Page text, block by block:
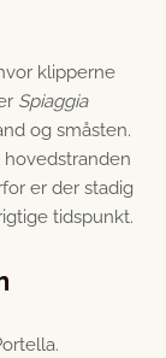
klipperne
Spiaggia
og småsten.
er der stadig
tidspunkt.